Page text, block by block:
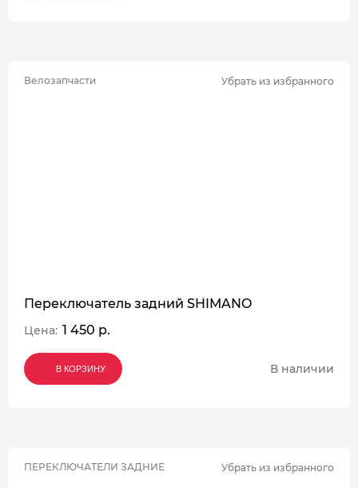
Велозапчасти Убрать из избранного
Переключатель задний SHIMANO
Цена: 1 450 р.
В КОРЗИНУ
В КОРЗИНУ
В КОРЗИНУ В наличии
ПЕРЕКЛЮЧАТЕЛИ ЗАДНИЕ Убрать из избранного